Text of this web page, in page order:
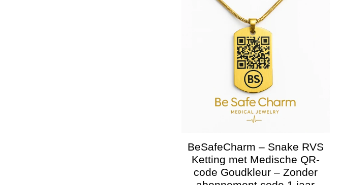
BeSafeCharm – Snake RVS
Ketting met Medische QR-
code Goudkleur – Zonder